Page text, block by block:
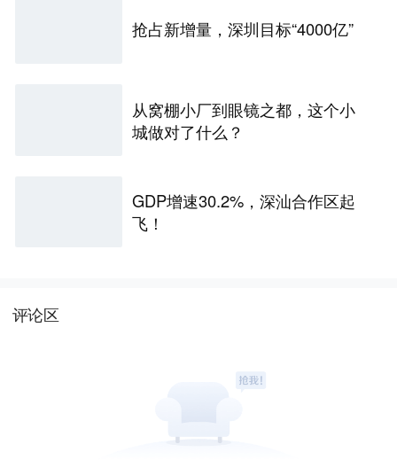
抢占新增量，深圳目标“4000亿”
从窝棚小厂到眼镜之都，这个小
城做对了什么？
GDP增速30.2%，深汕合作区起
飞！
评论区